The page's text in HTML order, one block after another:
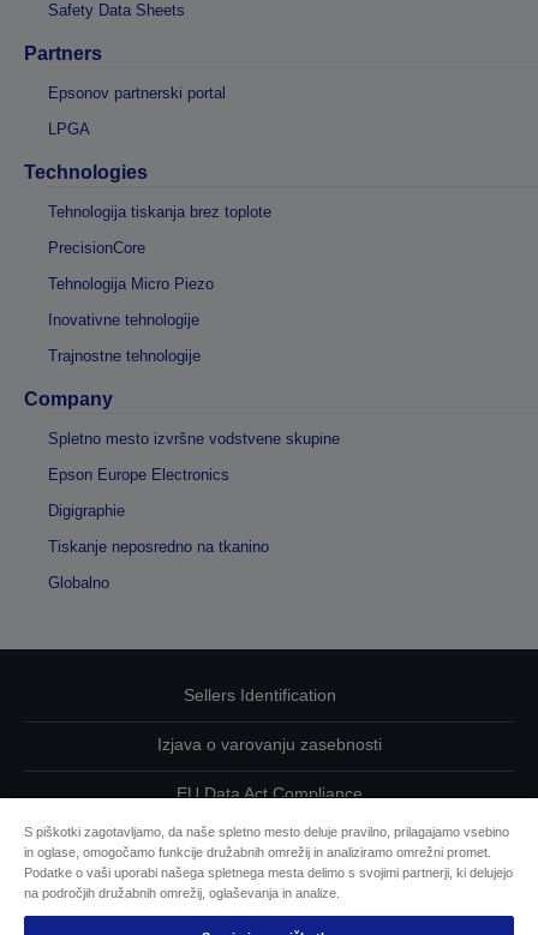
Safety Data Sheets
Partners
Epsonov partnerski portal
LPGA
Technologies
Tehnologija tiskanja brez toplote
PrecisionCore
Tehnologija Micro Piezo
Inovativne tehnologije
Trajnostne tehnologije
Company
Spletno mesto izvršne vodstvene skupine
Epson Europe Electronics
Digigraphie
Tiskanje neposredno na tkanino
Globalno
Sellers Identification
Izjava o varovanju zasebnosti
EU Data Act Compliance
Kontaktirajte nas glede svojih podatkov
Informacije o piškotkih
S piškotki zagotavljamo, da naše spletno mesto deluje pravilno, prilagajamo vsebino
in oglase, omogočamo funkcije družabnih omrežij in analiziramo omrežni promet.
Podatke o vaši uporabi našega spletnega mesta delimo s svojimi partnerji, ki delujejo
na področjih družabnih omrežij, oglaševanja in analize.